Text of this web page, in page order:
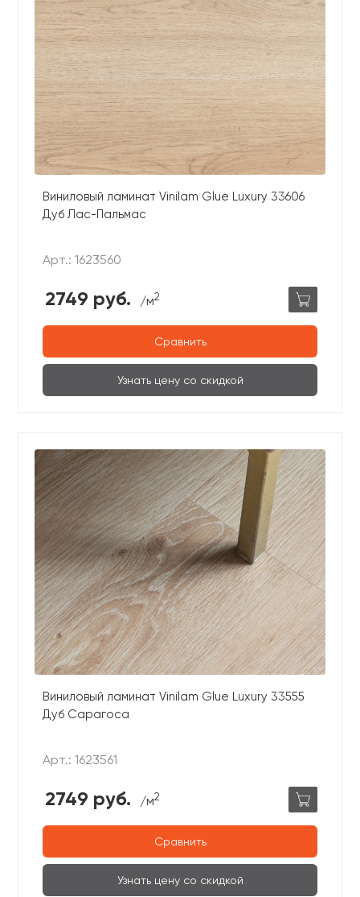
Виниловый ламинат Vinilam Glue Luxury 33606
Дуб Лас-Пальмас
Арт.: 1623560
2749 руб. /м2
Сравнить
Узнать цену со скидкой
Виниловый ламинат Vinilam Glue Luxury 33555
Дуб Сарагоса
Арт.: 1623561
2749 руб. /м2
Сравнить
Узнать цену со скидкой